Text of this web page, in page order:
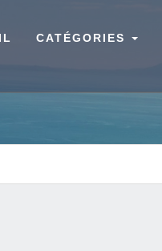
CATÉGORIES